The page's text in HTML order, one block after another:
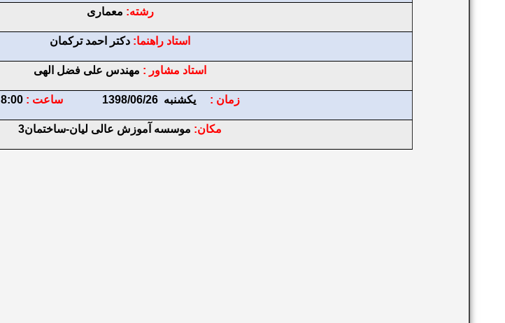
رشته: معماری
استاد راهنما: دکتر احمد ترکمان
استاد مشاور : مهندس علی فضل الهی
زمان : یکشنبه 1398/06/26 ساعت :8:00
مكان: موسسه آموزش عالی لیان-ساختمان3